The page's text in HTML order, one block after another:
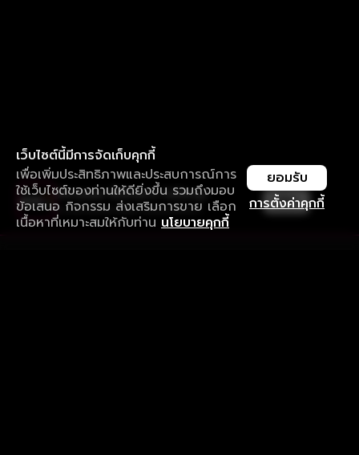
เว็บไซต์นี้มีการจัดเก็บคุกกี้
เพื่อเพิ่มประสิทธิภาพและประสบการณ์การ
ใช้เว็บไซต์ของท่านให้ดียิ่งขึ้น รวมถึงมอบ
ข้อเสนอ กิจกรรม ส่งเสริมการขาย เลือก
เนื้อหาที่เหมาะสมให้กับท่าน นโยบายคุกกี้
การตั้งค่าคุกกี้
ยอมรับ
ใช้งานแอป ลื่นไหลกว่า ไม่มีสะดุด
ดาวน์โหลดแอปเพื่อการรับชมที่ดีกว่า เปิด